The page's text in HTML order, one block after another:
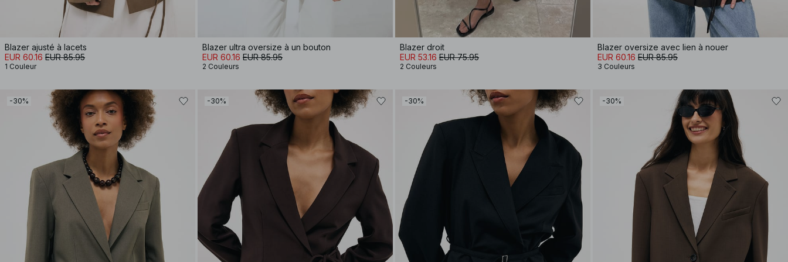
Blazer ajusté à lacets
EUR 60.16 EUR 85.95
1 Couleur
Blazer ultra oversize à un bouton
EUR 60.16 EUR 85.95
2 Couleurs
Blazer droit
EUR 53.16 EUR 75.95
2 Couleurs
Blazer oversize avec lien à nouer
EUR 60.16 EUR 85.95
3 Couleurs
-30% -30% -30% -30%